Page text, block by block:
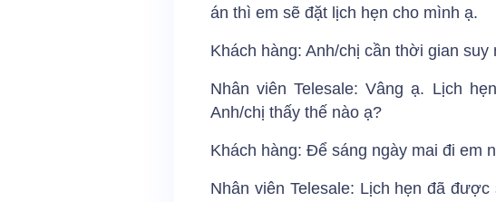
án thì em sẽ đặt lịch hẹn cho mình ạ.
Khách hàng: Anh/chị cần thời gian
Nhân viên Telesale: Vâng ạ. Lịch
Anh/chị thấy thế nào ạ?
Khách hàng: Để sáng ngày mai đi em
Nhân viên Telesale: Lịch hẹn đã